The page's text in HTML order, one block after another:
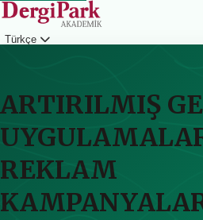
Türkçe
ARTIRILMIŞ
REKLAM